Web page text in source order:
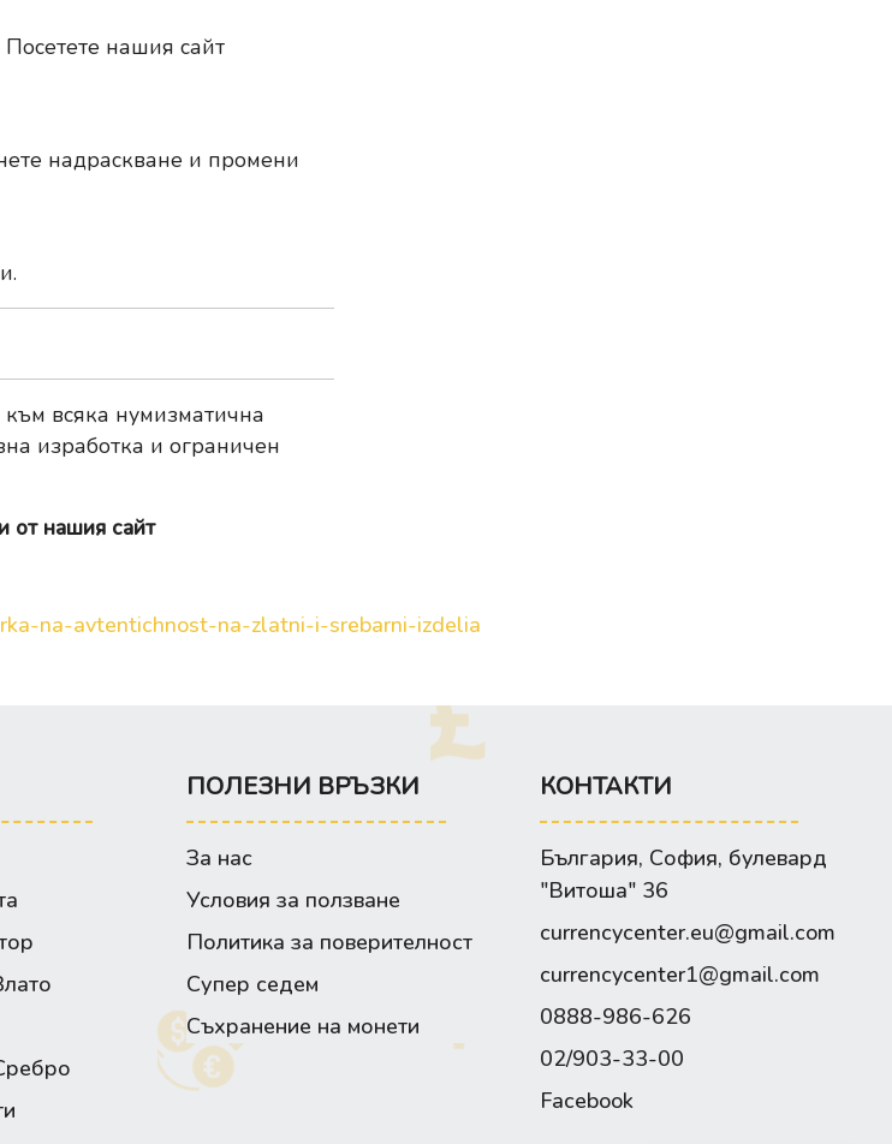
Посетете нашия сайт
надраскване и промени
всяка нумизматична
изработка и ограничен
от нашия сайт
na-avtentichnost-na-zlatni-i-srebarni-izdelia
ПОЛЕЗНИ ВРЪЗКИ
За нас
Условия за ползване
Политика за поверителност
Супер седем
Съхранение на монети
КОНТАКТИ
България, София, булевард
"Витоша" 36
currencycenter.eu@gmail.com
currencycenter1@gmail.com
0888-986-626
02/903-33-00
Facebook